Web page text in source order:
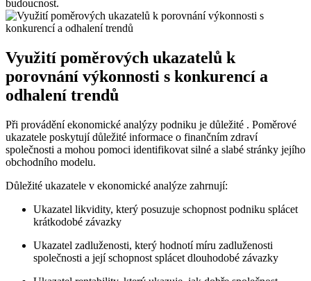
budoucnost.
Využití poměrových ukazatelů k
porovnání výkonnosti s konkurencí a
odhalení trendů
Při provádění ekonomické analýzy podniku je důležité . Poměrové
ukazatele poskytují důležité informace o finančním zdraví
společnosti a mohou pomoci identifikovat silné a slabé stránky jejího
obchodního modelu.
Důležité ukazatele v ekonomické analýze zahrnují:
Ukazatel likvidity, který posuzuje schopnost podniku splácet
krátkodobé závazky
Ukazatel zadluženosti, který hodnotí míru zadluženosti
společnosti a její schopnost splácet dlouhodobé závazky